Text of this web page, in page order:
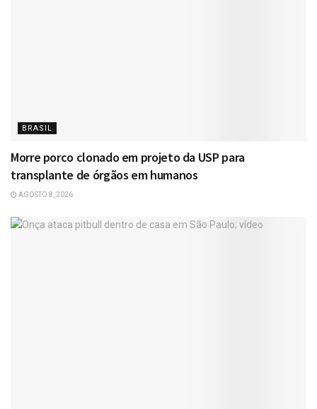
BRASIL
Morre porco clonado em projeto da USP para
transplante de órgãos em humanos
AGOSTO 8, 2026